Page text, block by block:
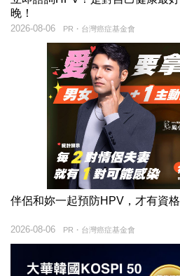
晚！
PR・台灣癌症基金會
2026-08-06
伴侶和妳一起預防HPV，才有資格
PR・台灣癌症基金會
2026-08-06